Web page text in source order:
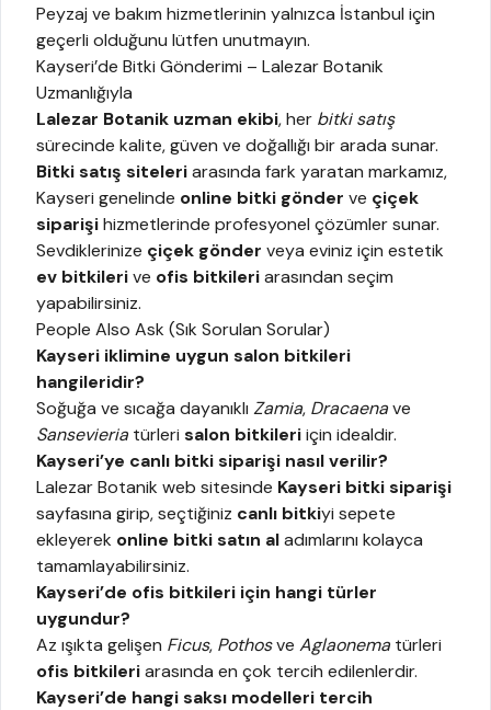
Peyzaj ve bakım hizmetlerinin yalnızca İstanbul için
geçerli olduğunu lütfen unutmayın.
Kayseri’de Bitki Gönderimi – Lalezar Botanik
Uzmanlığıyla
Lalezar Botanik uzman ekibi, her bitki satış
sürecinde kalite, güven ve doğallığı bir arada sunar.
Bitki satış siteleriarasında fark yaratan markamız,
Kayseri genelinde online bitki gönder ve çiçek
siparişihizmetlerinde profesyonel çözümler sunar.
Sevdiklerinize çiçek gönder veya eviniz için estetik
ev bitkilerive ofis bitkileriarasından seçim
yapabilirsiniz.
People Also Ask (Sık Sorulan Sorular)
Kayseri iklimine uygun salon bitkileri
hangileridir?
Soğuğa ve sıcağa dayanıklı Zamia, Dracaenave
Sansevieria türleri salon bitkileriiçin idealdir.
Kayseri’ye canlı bitki siparişi nasıl verilir?
Lalezar Botanik web sitesinde Kayseri bitki siparişi
sayfasına girip, seçtiğiniz canlı bitkiyi sepete
ekleyerek online bitki satın aladımlarını kolayca
tamamlayabilirsiniz.
Kayseri’de ofis bitkileri için hangi türler
uygundur?
Az ışıkta gelişen Ficus, Pothosve Aglaonema türleri
ofis bitkileriarasında en çok tercih edilenlerdir.
Kayseri’de hangi saksı modelleri tercih